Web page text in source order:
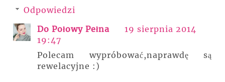
Odpowiedzi
Do Połowy Pełna
19 sierpnia 2014
19:47
Polecam wypróbować,naprawdę są
rewelacyjne :)